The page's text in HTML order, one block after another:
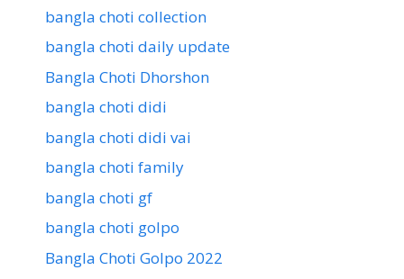
bangla choti collection
bangla choti daily update
Bangla Choti Dhorshon
bangla choti didi
bangla choti didi vai
bangla choti family
bangla choti gf
bangla choti golpo
Bangla Choti Golpo 2022